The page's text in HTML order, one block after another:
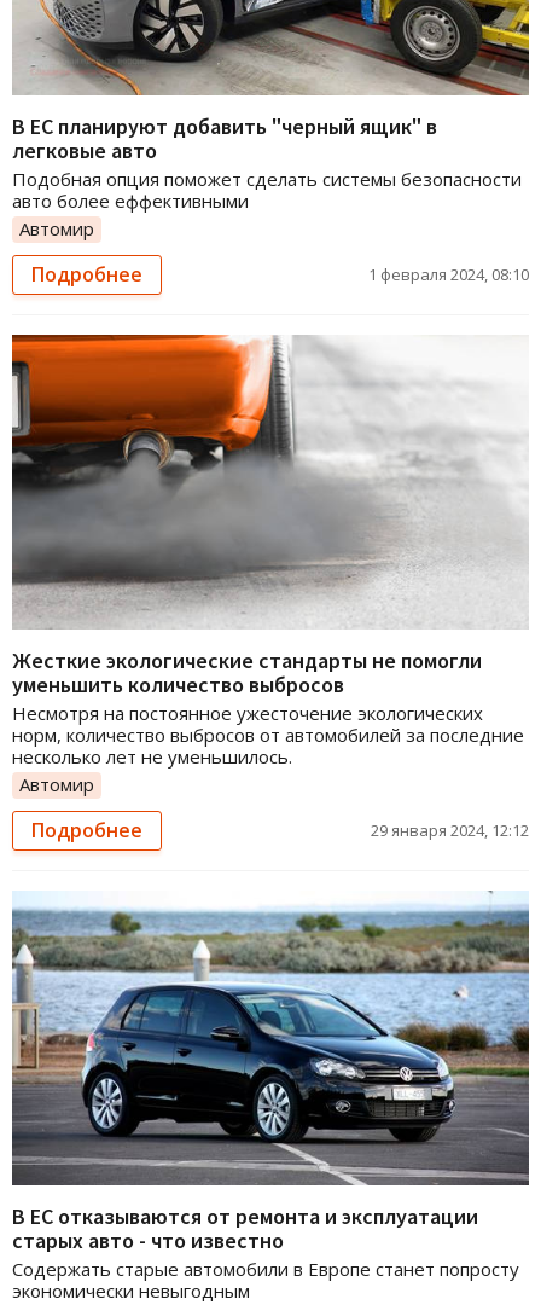
В ЕС планируют добавить "черный ящик" в
легковые авто
Подобная опция поможет сделать системы безопасности
авто более еффективными
Автомир
Подробнее 1 февраля 2024, 08:10
Жесткие экологические стандарты не помогли
уменьшить количество выбросов
Несмотря на постоянное ужесточение экологических
норм, количество выбросов от автомобилей за последние
несколько лет не уменьшилось.
Автомир
Подробнее 29 января 2024, 12:12
В ЕС отказываются от ремонта и эксплуатации
старых авто - что известно
Содержать старые автомобили в Европе станет попросту
экономически невыгодным